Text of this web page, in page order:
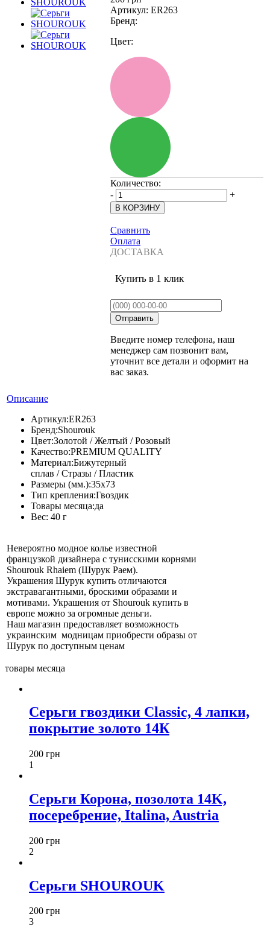
Артикул: ER263
Бренд:
Цвет:
Количество:
-
+
Сравнить
Оплата
ДОСТАВКА
Купить в 1 клик
Введите номер телефона, наш
менеджер сам позвонит вам,
уточнит все детали и оформит на
вас заказ.
Описание
Артикул:ER263
Бренд:Shourouk
Цвет:Золотой / Желтый / Розовый
Качество:PREMIUM QUALITY
Материал:Бижутерный
сплав / Стразы / Пластик
Размеры (мм.):35х73
Тип крепления:Гвоздик
Товары месяца:да
Вес: 40 г
Невероятно модное колье известной
французкой дизайнера с тунисскими корнями
Shourouk Rhaiem (Шурук Раем).
Украшения Шурук купить отличаются
экстравагантными, броскими образами и
мотивами. Украшения от Shourouk купить в
европе можно за огромные деньги.
Наш магазин предоставляет возможность
украинским модницам приобрести образы от
Шурук по доступным ценам
товары месяца
Серьги гвоздики Classic, 4 лапки,
покрытие золото 14К
200 грн
1
Серьги Корона, позолота 14K,
посеребрение, Italina, Austria
200 грн
2
Серьги SHOUROUK
200 грн
3